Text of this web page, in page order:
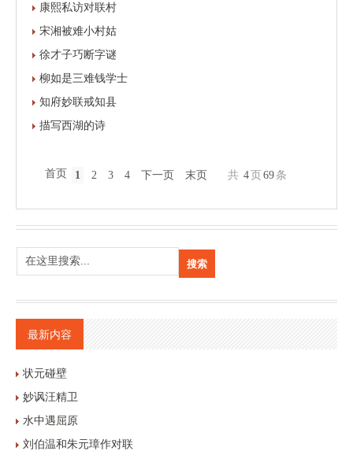
康熙私访对联村
宋湘被难小村姑
徐才子巧断字谜
柳如是三难钱学士
知府妙联戒知县
描写西湖的诗
首页 1 2 3 4 下一页 末页 共 4 页 69 条
最新内容
状元碰壁
妙讽汪精卫
水中遇屈原
刘伯温和朱元璋作对联